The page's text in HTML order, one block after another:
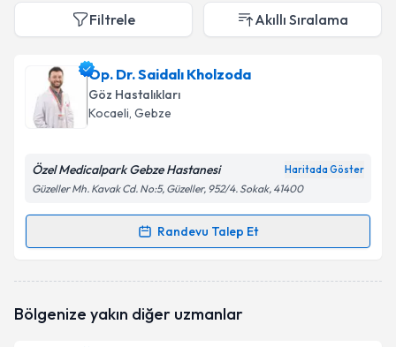
Filtrele Akıllı Sıralama
Op. Dr. Saidalı Kholzoda
Göz Hastalıkları
Kocaeli, Gebze
Özel Medicalpark Gebze Hastanesi Haritada Göster
Güzeller Mh. Kavak Cd. No:5, Güzeller, 952/4. Sokak, 41400
Randevu Talep Et
Randevu Takvimi Talebi
oluşturun. Size bu uzmandan randevu almanız için bir
Bölgenize yakın diğer uzmanlar